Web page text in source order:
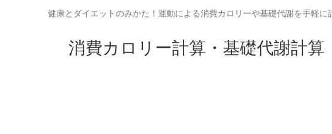
健康とダイエットのみかた！運動による消費カロリーや基礎代謝を手軽に
消費カロリー計算・基礎代謝計算